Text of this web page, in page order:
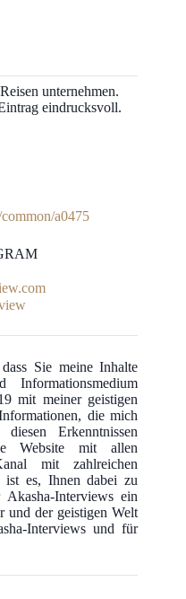
unternehmen.
eindrucksvoll.
a0475
Sie meine Inhalte
mit meiner geistigen
die mich
Erkenntnissen
Website mit allen
mit zahlreichen
ist es, Ihnen dabei zu
Interviews ein
und der geistigen Welt
Interviews und für